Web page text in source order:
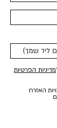
מדיניות הפרטיות
האזרח